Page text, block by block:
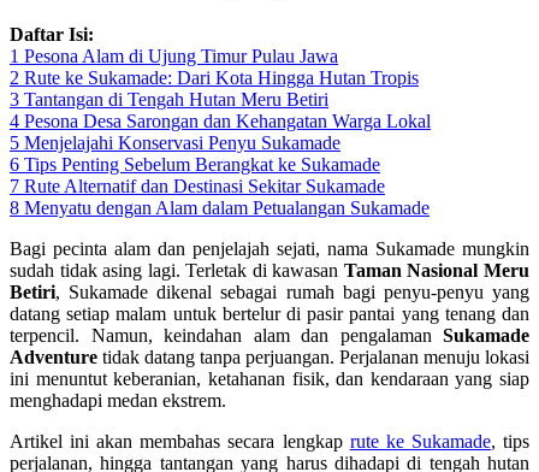
Daftar Isi:
1 Pesona Alam di Ujung Timur Pulau Jawa
2 Rute ke Sukamade: Dari Kota Hingga Hutan Tropis
3 Tantangan di Tengah Hutan Meru Betiri
4 Pesona Desa Sarongan dan Kehangatan Warga Lokal
5 Menjelajahi Konservasi Penyu Sukamade
6 Tips Penting Sebelum Berangkat ke Sukamade
7 Rute Alternatif dan Destinasi Sekitar Sukamade
8 Menyatu dengan Alam dalam Petualangan Sukamade
Bagi pecinta alam dan penjelajah sejati, nama Sukamade mungkin
sudah tidak asing lagi. Terletak di kawasan Taman Nasional Meru
Betiri, Sukamade dikenal sebagai rumah bagi penyu-penyu yang
datang setiap malam untuk bertelur di pasir pantai yang tenang dan
terpencil. Namun, keindahan alam dan pengalaman Sukamade
Adventure tidak datang tanpa perjuangan. Perjalanan menuju lokasi
ini menuntut keberanian, ketahanan fisik, dan kendaraan yang siap
menghadapi medan ekstrem.
Artikel ini akan membahas secara lengkap rute ke Sukamade, tips
perjalanan, hingga tantangan yang harus dihadapi di tengah hutan